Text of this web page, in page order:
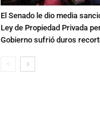
El Senado le dio media
Ley de Propiedad Privada
Gobierno sufrió duros